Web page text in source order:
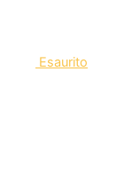
Esaurito